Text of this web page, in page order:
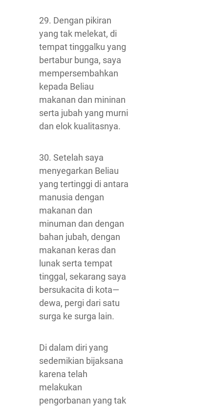
29. Dengan pikiran
yang tak melekat, di
tempat tinggalku yang
bertabur bunga, saya
mempersembahkan
kepada Beliau
makanan dan mininan
serta jubah yang murni
dan elok kualitasnya.
30. Setelah saya
menyegarkan Beliau
yang tertinggi di antara
manusia dengan
makanan dan
minuman dan dengan
bahan jubah, dengan
makanan keras dan
lunak serta tempat
tinggal, sekarang saya
bersukacita di kota—
dewa, pergi dari satu
surga ke surga lain.
Di dalam diri yang
sedemikian bijaksana
karena telah
melakukan
pengorbanan yang tak